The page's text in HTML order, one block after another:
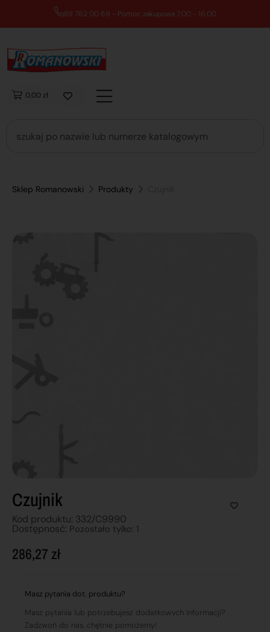
89 762 00 69 - Pomoc zakupowa 7:00 - 16:00
0,00 zł
Sklep Romanowski Produkty
Czujnik
Kod produktu: 332/C9990
Dostępnosć: Pozostało tylko: 1
286,27 zł
Masz pytania dot. produktu?
Masz pytania lub potrzebujesz dodatkowych informacji?
Zadzwoń do nas, chętnie pomożemy!